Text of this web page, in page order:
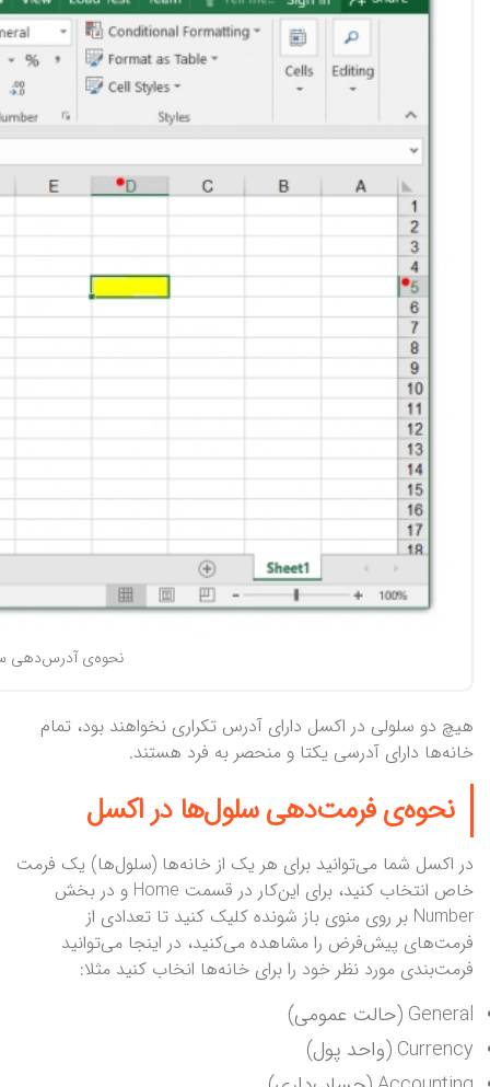
نحوه‌ی آدرس‌دهی
هیچ دو سلولی در اکسل دارای آدرس تکراری نخواهند بود، تمام
خانه‌ها دارای آدرسی یکتا و منحصر به فرد هستند.
نحوه‌ی فرمت‌دهی سلول‌ها در اکسل
در اکسل شما می‌توانید برای هر یک از خانه‌ها (سلول‌ها) یک فرمت
خاص انتخاب کنید، برای این‌کار در قسمت Home و در بخش
Number بر روی منوی باز شونده کلیک کنید تا تعدادی از
فرمت‌های پیش‌فرض را مشاهده می‌کنید، در اینجا می‌توانید
فرمت‌بندی مورد نظر خود را برای خانه‌ها انخاب کنید مثلا:
General (حالت عمومی)
Currency (واحد پول)